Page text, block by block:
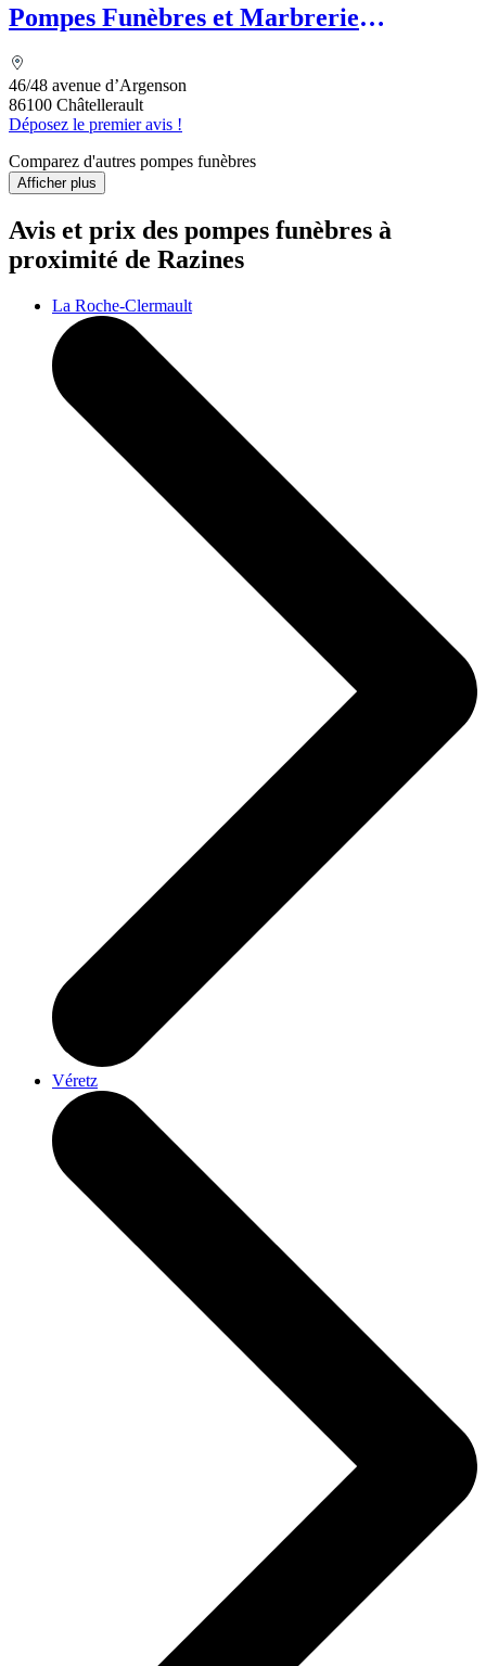
Pompes Funèbres et Marbrerie
46/48 avenue d’Argenson
86100 Châtellerault
Déposez le premier avis !
Comparez d'autres pompes funèbres
Afficher plus
Avis et prix des pompes funèbres à
proximité de Razines
La Roche-Clermault
Véretz